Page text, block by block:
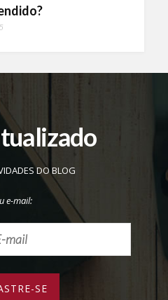
DO BLOG
e-mail: